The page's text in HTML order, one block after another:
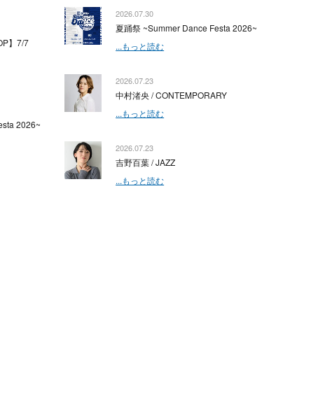
】7/7
2026~
2026.07.30
夏踊祭 ~Summer Dance Festa 2026~
...もっと読む
2026.07.23
中村渚央 / CONTEMPORARY
...もっと読む
2026.07.23
吉野百葉 / JAZZ
...もっと読む